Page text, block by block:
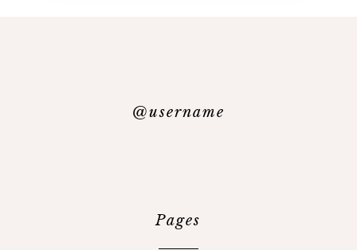
@username
Pages